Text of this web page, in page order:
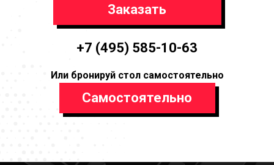
Заказать
+7 (495) 585-10-63
Или бронируй стол самостоятельно
Самостоятельно